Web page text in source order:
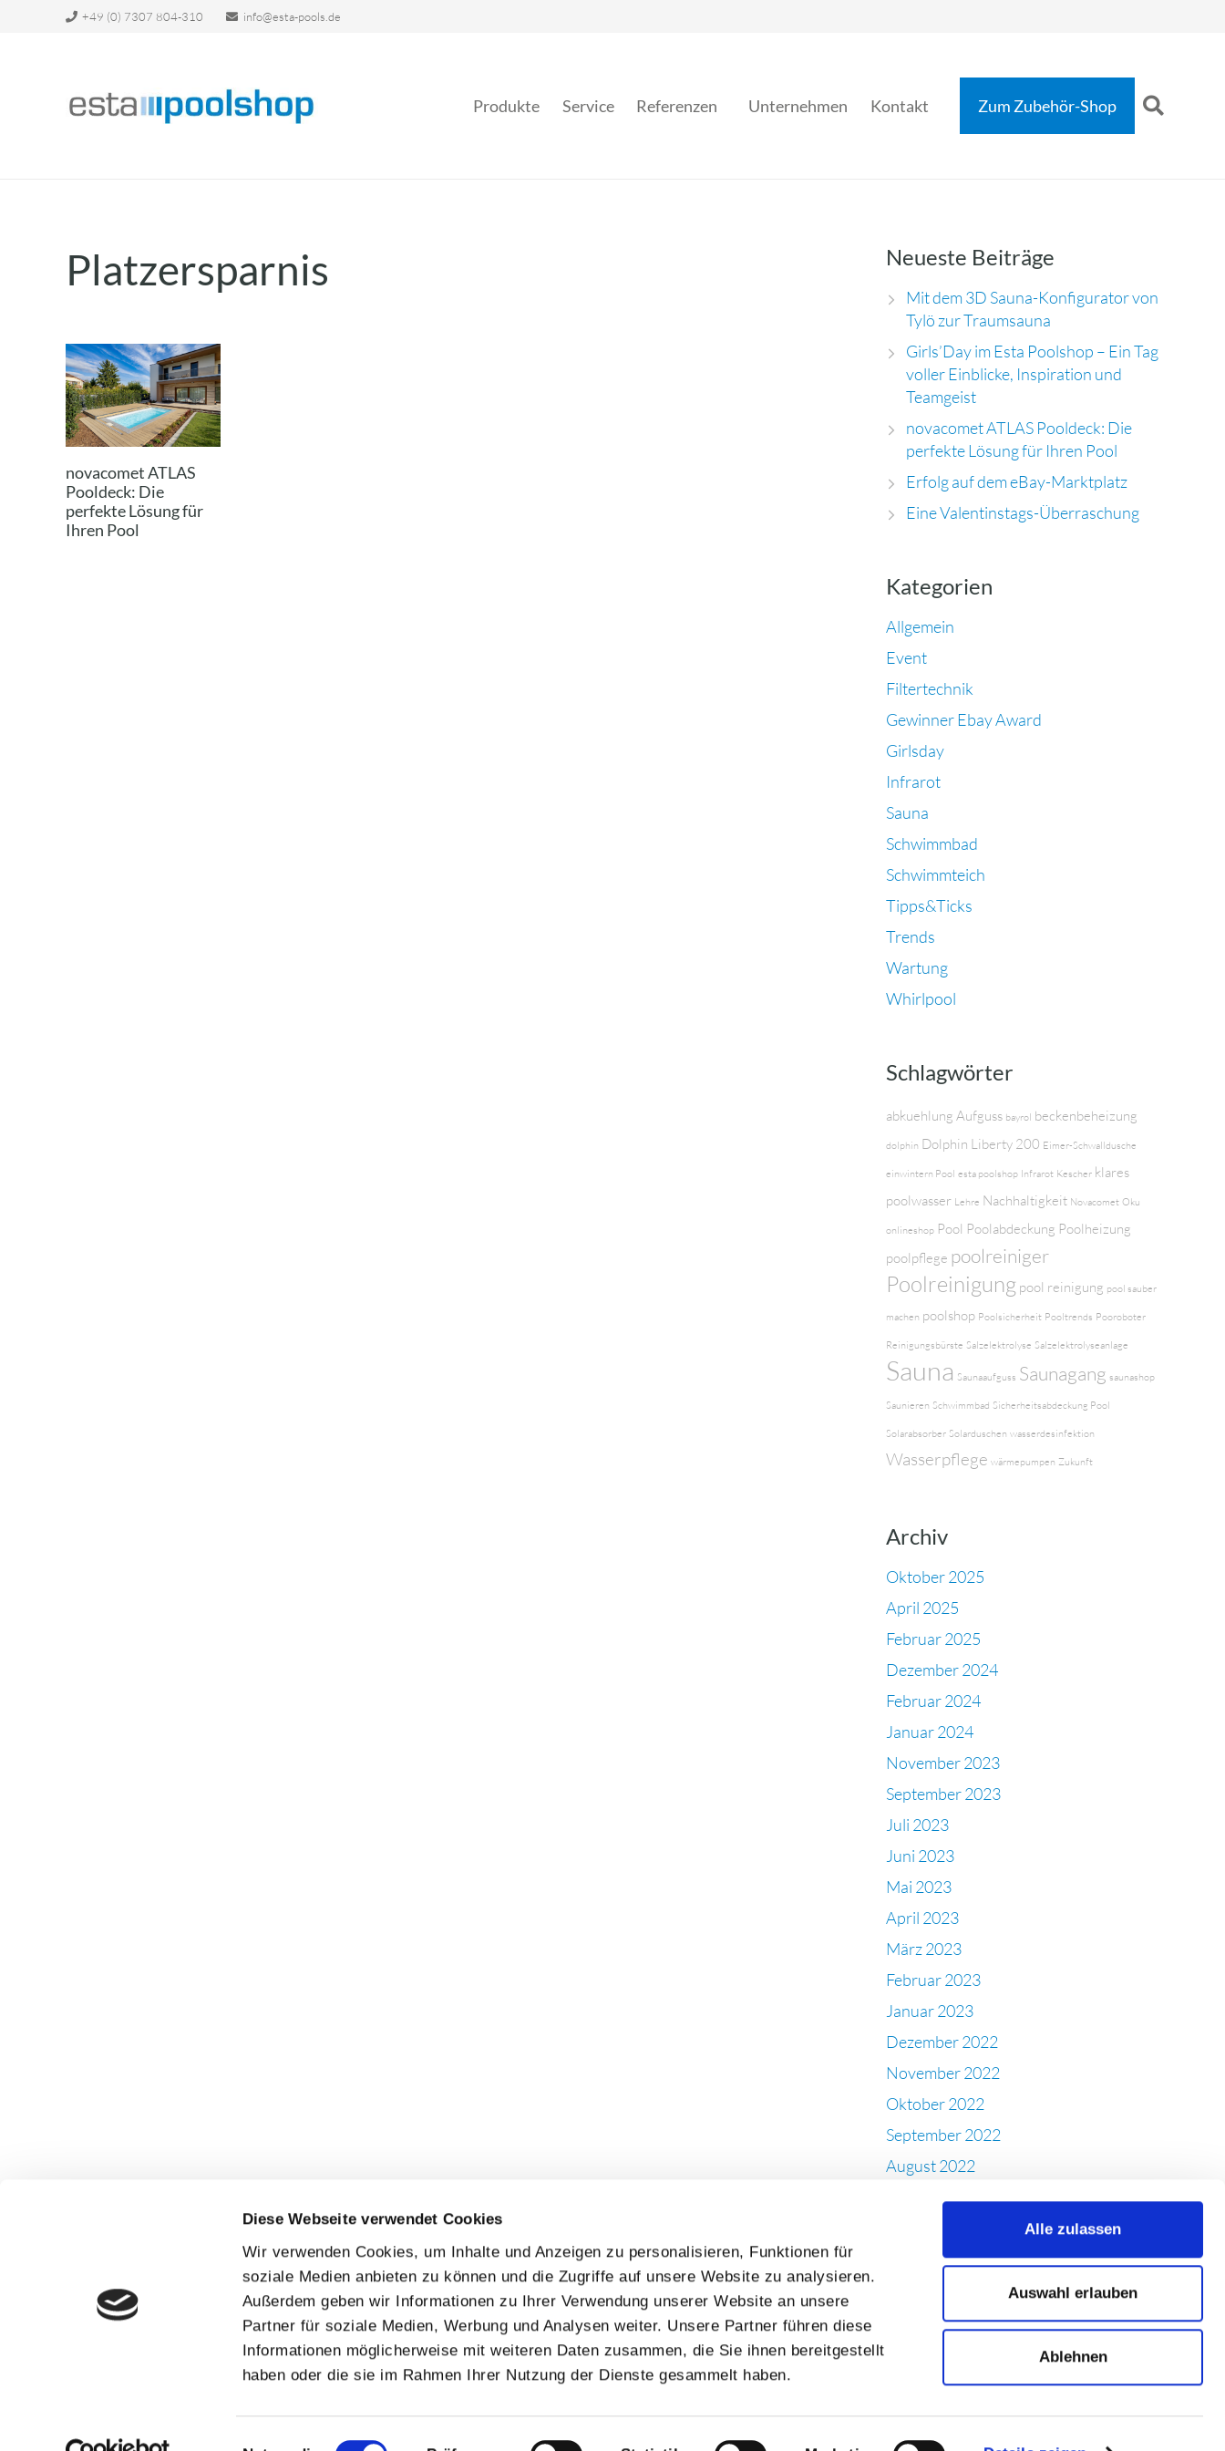
Diese Webseite verwendet Cookies
Wir verwenden Cookies, um Inhalte und Anzeigen zu personalisieren, Funktionen für
soziale Medien anbieten zu können und die Zugriffe auf unsere Website zu analysieren.
Außerdem geben wir Informationen zu Ihrer Verwendung unserer Website an unsere
Partner für soziale Medien, Werbung und Analysen weiter. Unsere Partner führen diese
Informationen möglicherweise mit weiteren Daten zusammen, die Sie ihnen bereitgestellt
haben oder die sie im Rahmen Ihrer Nutzung der Dienste gesammelt haben.
Einwilligungsauswahl
Alle zulassen
Auswahl erlauben
Ablehnen
+49 (0) 7307 804-310 info@esta-pools.de
Produkte Service Referenzen Unternehmen Kontakt Zum Zubehör-Shop
Platzersparnis
novacomet ATLAS
Pooldeck: Die
perfekte Lösung für
Ihren Pool
Neueste Beiträge
Mit dem 3D Sauna-Konfigurator von
Tylö zur Traumsauna
Girls’Day im Esta Poolshop – Ein Tag
voller Einblicke, Inspiration und
Teamgeist
novacomet ATLAS Pooldeck: Die
perfekte Lösung für Ihren Pool
Erfolg auf dem eBay-Marktplatz
Eine Valentinstags-Überraschung
Kategorien
Allgemein
Event
Filtertechnik
Gewinner Ebay Award
Girlsday
Infrarot
Sauna
Schwimmbad
Schwimmteich
Tipps&Ticks
Trends
Wartung
Whirlpool
Schlagwörter
abkuehlung Aufguss bayrol beckenbeheizung
dolphin Dolphin Liberty 200 Eimer-Schwalldusche
einwintern Pool esta poolshop Infrarot Kescher klares
poolwasser Lehre Nachhaltigkeit Novacomet Oku
onlineshop Pool Poolabdeckung Poolheizung
poolpflege poolreiniger
Poolreinigung pool reinigung pool sauber
machen poolshop Poolsicherheit Pooltrends Pooroboter
Reinigungsbürste Salzelektrolyse Salzelektrolyseanlage
Sauna Saunaaufguss Saunagang saunashop
Saunieren Schwimmbad Sicherheitsabdeckung Pool
Solarabsorber Solarduschen wasserdesinfektion
Wasserpflege wärmepumpen Zukunft
Archiv
Oktober 2025
April 2025
Februar 2025
Dezember 2024
Februar 2024
Januar 2024
November 2023
September 2023
Juli 2023
Juni 2023
Mai 2023
April 2023
März 2023
Februar 2023
Januar 2023
Dezember 2022
November 2022
Oktober 2022
September 2022
August 2022
Juli 2022
Mai 2022
März 2022
Januar 2022
Dezember 2021